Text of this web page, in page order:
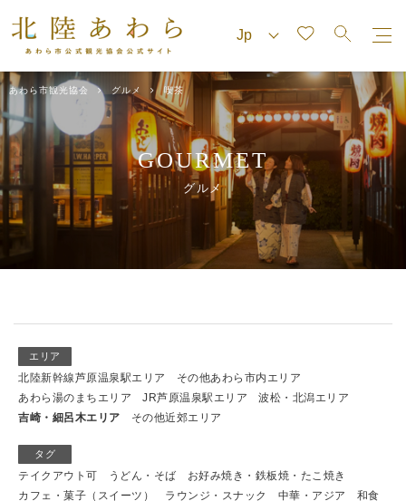
あわら市観光協会 グルメ 喫茶
GOURMET
グルメ
エリア
北陸新幹線芦原温泉駅エリア
その他あわら市内エリア
あわら湯のまちエリア
JR芦原温泉駅エリア
波松・北潟エリア
吉崎・細呂木エリア
その他近郊エリア
タグ
テイクアウト可 うどん・そば
お好み焼き・鉄板焼・たこ焼き
カフェ・菓子（スイーツ）
ラウンジ・スナック 中華・アジア
和食